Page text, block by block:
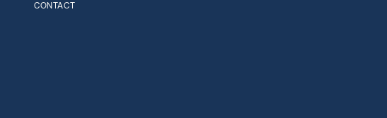
CONTACT